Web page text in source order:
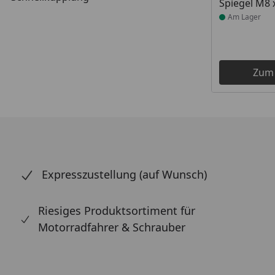
Spiegel M8
Am Lager
Expresszustellung (auf Wunsch)
Riesiges Produktsortiment für
Motorradfahrer & Schrauber